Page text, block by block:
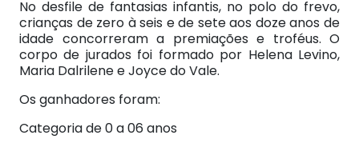
No desfile de fantasias infantis, no polo do frevo,
crianças de zero à seis e de sete aos doze anos de
idade concorreram a premiações e troféus. O
corpo de jurados foi formado por Helena Levino,
Maria Dalrilene e Joyce do Vale.
Os ganhadores foram:
Categoria de 0 a 06 anos